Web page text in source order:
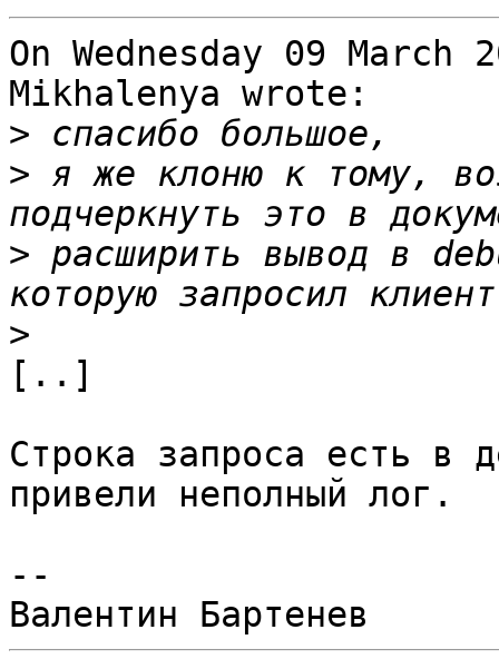
On Wednesday 09
Mikhalenya wrote:
>
> я же клоню к тому,
> расширить вывод в
>
[..]
Строка запроса есть в
привели неполный лог.
--